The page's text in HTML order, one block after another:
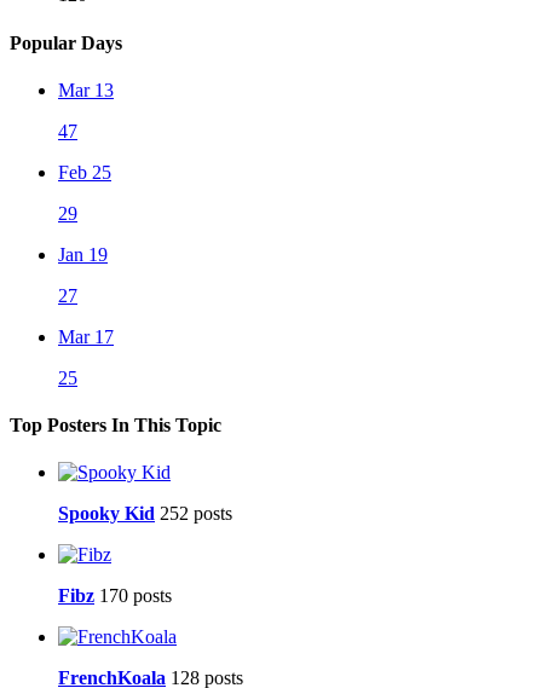
Popular Days
Mar 13
47
Feb 25
29
Jan 19
27
Mar 17
25
Top Posters In This Topic
Spooky Kid 252 posts
Fibz 170 posts
FrenchKoala 128 posts